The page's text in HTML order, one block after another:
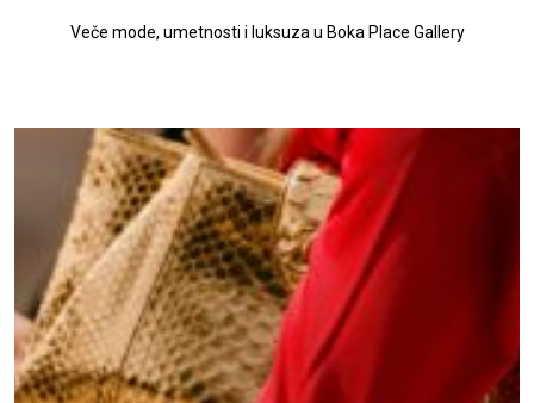
Veče mode, umetnosti i luksuza u Boka Place Gallery